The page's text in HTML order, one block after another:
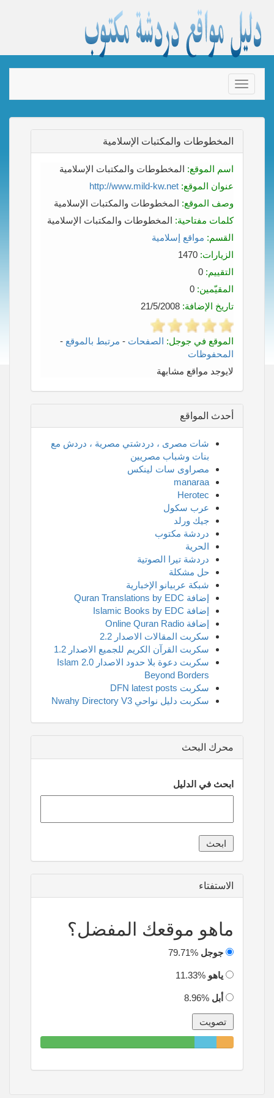
Toggle
navigation
المخطوطات والمكتبات الإسلامية
اسم الموقع: المخطوطات والمكتبات الإسلامية
عنوان الموقع: http://www.mild-kw.net
وصف الموقع: المخطوطات والمكتبات الإسلامية
كلمات مفتاحية: المخطوطات والمكتبات الإسلامية
القسم: مواقع إسلامية
الزيارات:
التقييم:
المقيّمين:
تاريخ الإضافة:
الموقع في جوجل: الصفحات - مرتبط بالموقع -
المحفوظات
لايوجد مواقع مشابهة
أحدث المواقع
شات مصرى ، دردشتي مصرية ، دردش مع
بنات وشباب مصريين
مصراوى سات لينكس
manaraa
Herotec
عرب سكول
جيك ورلد
دردشة مكتوب
الحرية
دردشة تيرا الصوتية
حل مشكلة
شبكة عربيانو الإخبارية
إضافة Quran Translations by EDC
إضافة Islamic Books by EDC
إضافة Online Quran Radio
سكربت المقالات الاصدار 2.2
سكربت القرآن الكريم للجميع الاصدار 1.2
سكربت دعوة بلا حدود الاصدار 2.0 Islam
Beyond Borders
سكربت DFN latest posts
سكربت دليل نواحي Nwahy Directory V3
محرك البحث
ابحث في الدليل
الاستفتاء
ماهو موقعك المفضل؟
جوجل
ياهو
أبل